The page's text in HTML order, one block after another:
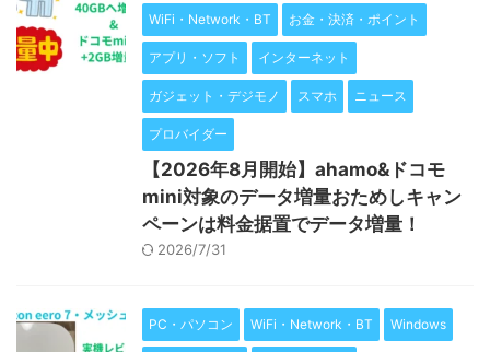
WiFi・Network・BT お金・決済・ポイント
アプリ・ソフト インターネット
ガジェット・デジモノ スマホ ニュース
プロバイダー
【2026年8月開始】ahamo&ドコモ
mini対象のデータ増量おためしキャン
ペーンは料金据置でデータ増量！
2026/7/31
PC・パソコン WiFi・Network・BT Windows